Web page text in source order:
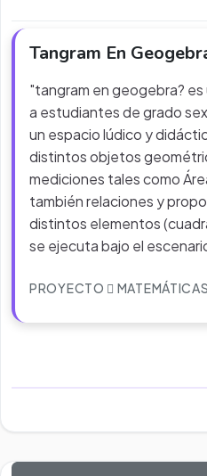
Tangram En
"tangram en geogebra?
a estudiantes de grado
un espacio lúdico y
distintos objetos
mediciones tales como
también relaciones y
distintos elementos
se ejecuta bajo el
PROYECTO MATEMÁTICAS